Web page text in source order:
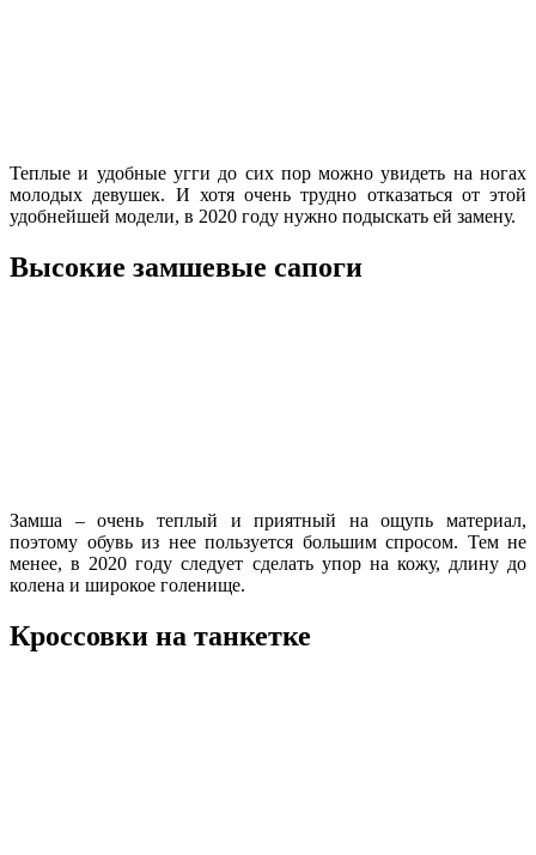
Теплые и удобные угги до сих пор можно увидеть на ногах
молодых девушек. И хотя очень трудно отказаться от этой
удобнейшей модели, в 2020 году нужно подыскать ей замену.
Высокие замшевые сапоги
Замша – очень теплый и приятный на ощупь материал,
поэтому обувь из нее пользуется большим спросом. Тем не
менее, в 2020 году следует сделать упор на кожу, длину до
колена и широкое голенище.
Кроссовки на танкетке